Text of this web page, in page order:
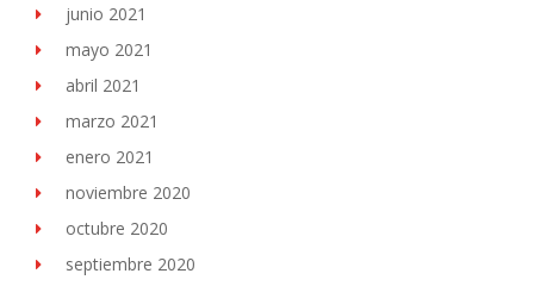
junio 2021
mayo 2021
abril 2021
marzo 2021
enero 2021
noviembre 2020
octubre 2020
septiembre 2020